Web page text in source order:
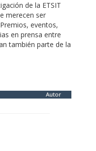
de la ETSIT
merecen ser
eventos,
en prensa entre
también parte de la
Autor